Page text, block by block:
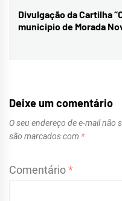
Next
post:
Divulgação da Cartilha
municipio de Morada
Deixe um comentário
O seu endereço de e-mail não
são marcados com *
Comentário*